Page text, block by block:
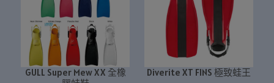
GULL Super Mew XX 全橡
Diverite XT FINS 極致蛙王